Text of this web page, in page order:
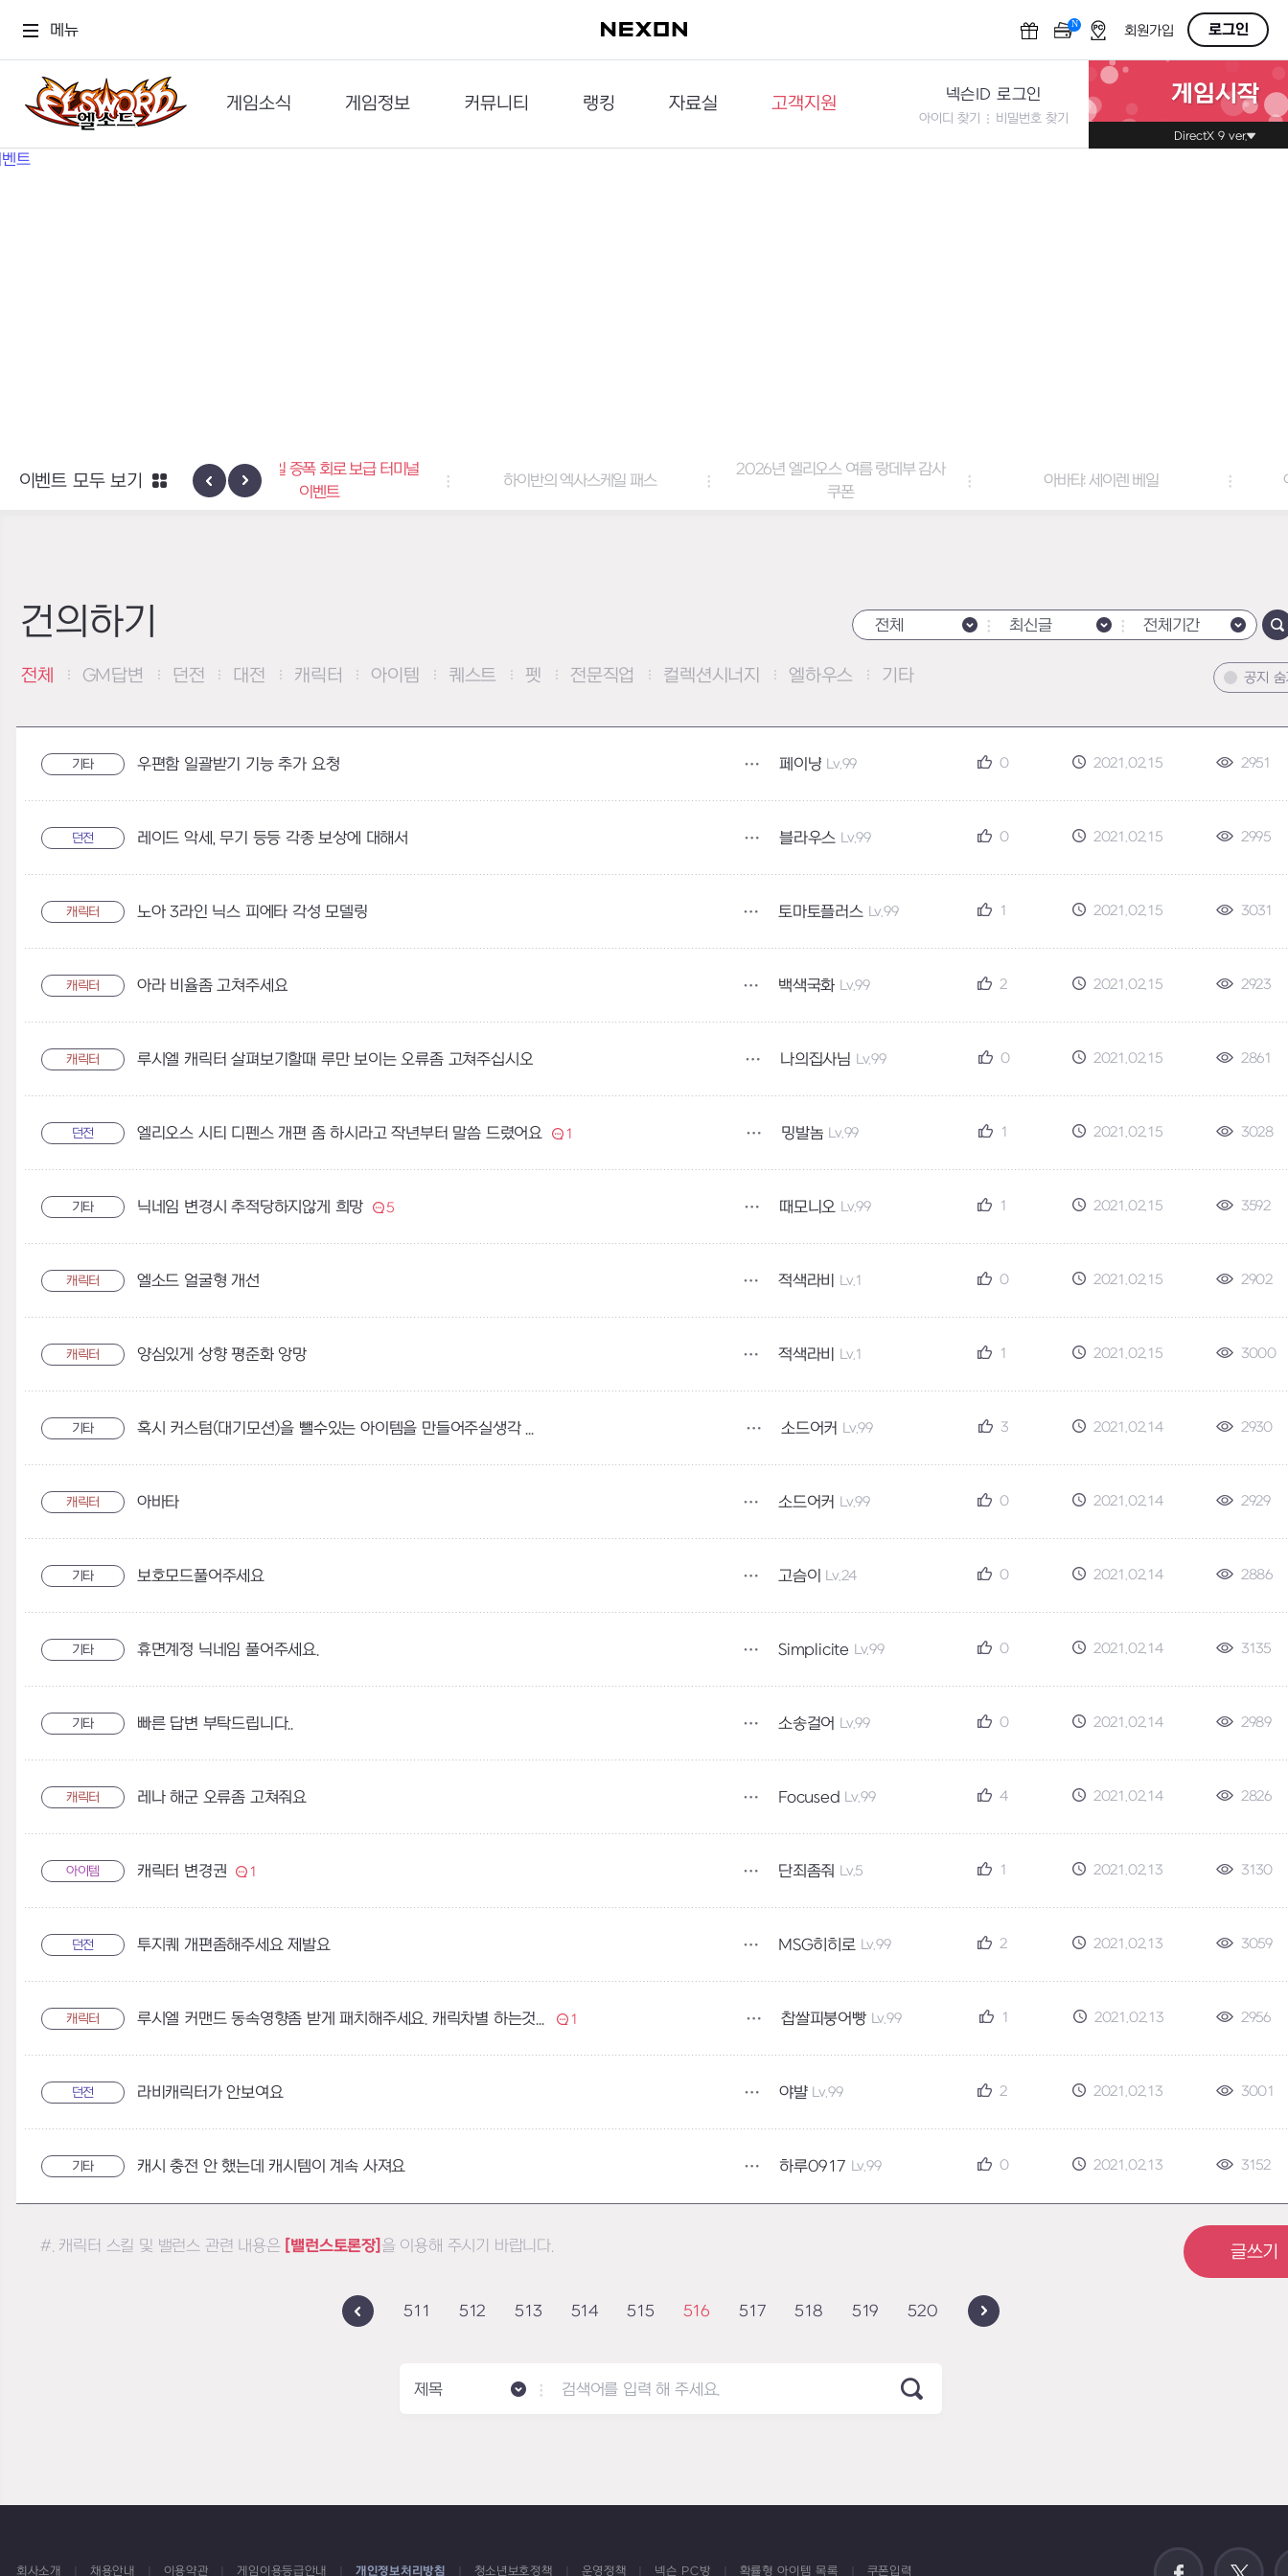
메뉴 N OFF회원가입 로그인
게임소식
공지사항
게임정보
세계관
커뮤니티
이슈게시판
랭킹
던전랭킹
자료실
다운로드
고객지원
문의하기
넥슨ID 로그인
아이디 찾기 비밀번호 찾기
게임시작
DirectX 9 ver.
엑사스케일 증폭 회로 보급 터미널
이벤트
하이반의 엑사스케일 패스
2026년 엘리오스 여름 랑데부 감사
아바타: 세이렌 베일 아바타 & 헤어 컬러 팔레트
이벤트 모두 보기
건의하기 전체 최신글 전체기간
전체 GM답변 던전 대전 캐릭터 아이템 퀘스트 펫 전문직업 컬렉션시너지 엘하우스 기타 공지 숨
기타 우편함 일괄받기 기능 추가 요청 페이냥 Lv.99 0 2021.02.15 2951
던전 레이드 악세, 무기 등등 각종 보상에 대해서 블라우스 Lv.99 0 2021.02.15 2995
캐릭터 노아 3라인 닉스 피에타 각성 모델링 토마토플러스 Lv.99 1 2021.02.15 3031
캐릭터 아라 비율좀 고쳐주세요 백색국화 Lv.99 2 2021.02.15 2923
캐릭터 루시엘 캐릭터 살펴보기할때 루만 보이는 오류좀 고쳐주십시오 나의집사님 Lv.99 0 2021.02.15 2861
던전 엘리오스 시티 디펜스 개편 좀 하시라고 작년부터 말씀 드렸어요 1 밍발놈 Lv.99 1 2021.02.15 3028
기타 닉네임 변경시 추적당하지않게 희망 5 때모니오 Lv.99 1 2021.02.15 3592
캐릭터 엘소드 얼굴형 개선 적색라비 Lv.1 0 2021.02.15 2902
캐릭터 양심있게 상향 평준화 앙망 적색라비 Lv.1 1 2021.02.15 3000
기타 혹시 커스텀(대기모션)을 뺄수있는 아이템을 만들어주실생각 없으세요? 소드어커 Lv.99 3 2021.02.14 2930
캐릭터 아바타 소드어커 Lv.99 0 2021.02.14 2929
기타 보호모드풀어주세요 고슴이 Lv.24 0 2021.02.14 2886
기타 휴면계정 닉네임 풀어주세요. Simplicite Lv.99 0 2021.02.14 3135
기타 빠른 답변 부탁드립니다.. 소송걸어 Lv.99 0 2021.02.14 2989
캐릭터 레나 해군 오류좀 고쳐줘요 Focused Lv.99 4 2021.02.14 2826
아이템 캐릭터 변경권 1 단죄좀줘 Lv.5 1 2021.02.13 3130
던전 투지퀘 개편좀해주세요 제발요 MSG히히로 Lv.99 2 2021.02.13 3059
캐릭터 루시엘 커맨드 동속영향좀 받게 패치해주세요. 캐릭차별 하는것도 아니고.. 1 찹쌀피붕어빵 Lv.99 1 2021.02.13 2956
던전 라비캐릭터가 안보여요 야뱔 Lv.99 2 2021.02.13 3001
기타 캐시 충전 안 했는데 캐시템이 계속 사져요 하루0917 Lv.99 0 2021.02.13 3152
#. 캐릭터 스킬 및 밸런스 관련 내용은 [밸런스토론장] 을 이용해 주시기 바랍니다. 글쓰기
511 512 513 514 515 516 517 518 519 520
제목
회사소개 채용안내 이용약관 게임이용등급안내 개인정보처리방침 청소년보호정책 운영정책 넥슨 PC방 확률형 아이템 목록 쿠폰입력